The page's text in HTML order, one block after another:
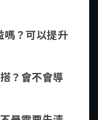
嗎？可以提升
？會不會導